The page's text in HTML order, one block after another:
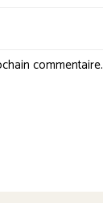
commentaire.